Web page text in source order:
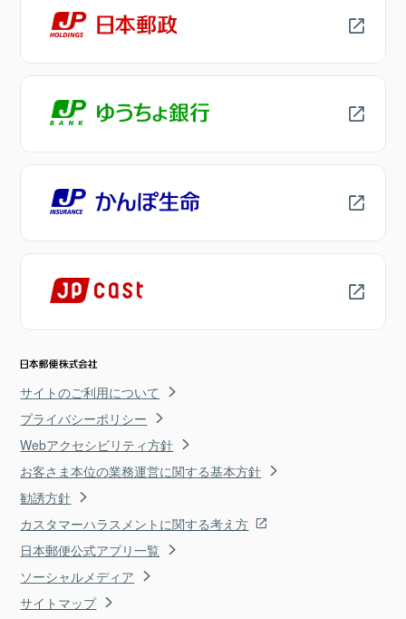
サイトのご利用について
プライバシーポリシー
Webアクセシビリティ方針
お客さま本位の業務運営に関する基本方針
勧誘方針
カスタマーハラスメントに関する考え方
日本郵便公式アプリ一覧
ソーシャルメディア
サイトマップ